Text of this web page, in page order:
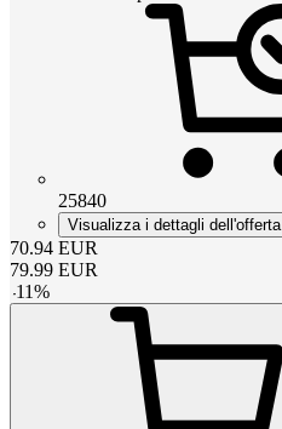
25840
Visualizza i dettagli dell'offerta
70.94 EUR
79.99 EUR
-11%